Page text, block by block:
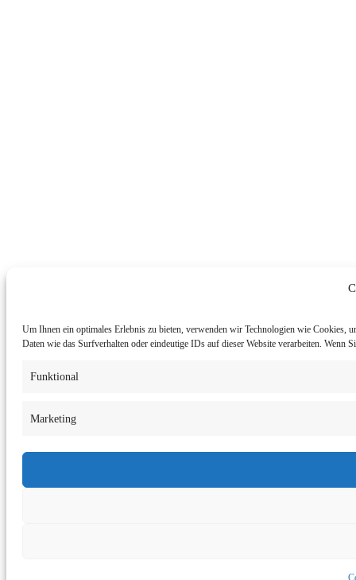
Um Ihnen ein optimales Erlebnis zu bieten, verwenden wir Technologien wie Cookies,
Daten wie das Surfverhalten oder eindeutige IDs auf dieser Website verarbeiten.
Funktional
Marketing